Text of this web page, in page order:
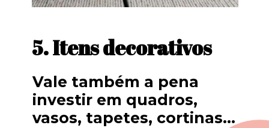
Vale também a pena
vasos, tapetes, cortinas...
5. Itens decorativos